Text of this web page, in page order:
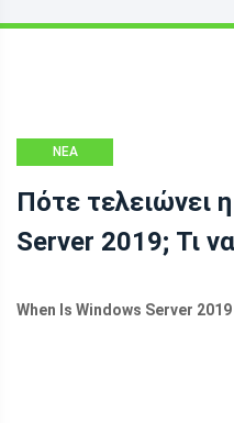
ΝΈΑ
Πότε τελειώνει
Server 2019; Τι
When Is Windows Server